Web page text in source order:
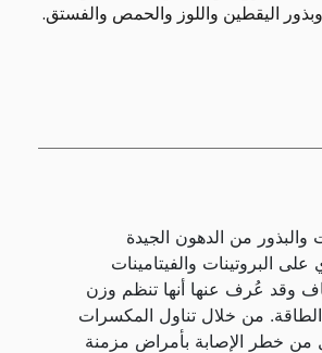
اليقطين واللوز والحمص والفستق.
والبذور من الدهون الجيدة
البروتينات والفيتامينات
وقد عُرف عنها أنها تنظم وزن
من خلال تناول المكسرات
من خطر الإصابة بأمراض مزمنة